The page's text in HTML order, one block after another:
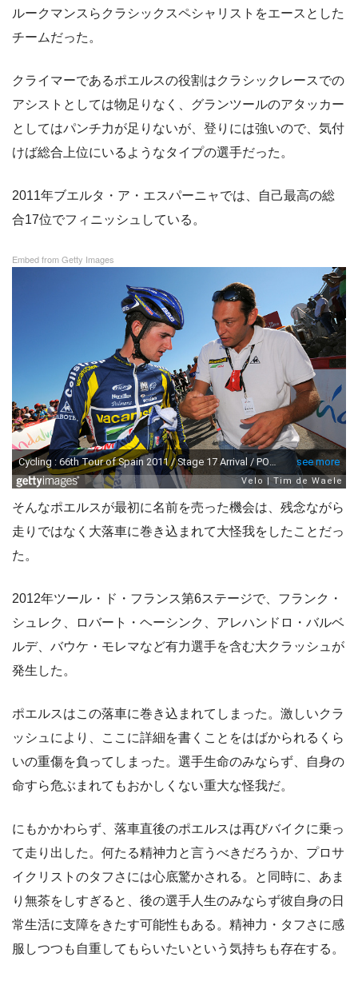
ルークマンスらクラシックスペシャリストをエースとした
チームだった。
クライマーであるポエルスの役割はクラシックレースでの
アシストとしては物足りなく、グランツールのアタッカー
としてはパンチ力が足りないが、登りには強いので、気付
けば総合上位にいるようなタイプの選手だった。
2011年ブエルタ・ア・エスパーニャでは、自己最高の総
合17位でフィニッシュしている。
Embed from Getty Images
そんなポエルスが最初に名前を売った機会は、残念ながら
走りではなく大落車に巻き込まれて大怪我をしたことだっ
た。
2012年ツール・ド・フランス第6ステージで、フランク・
シュレク、ロバート・ヘーシンク、アレハンドロ・バルベ
ルデ、バウケ・モレマなど有力選手を含む大クラッシュが
発生した。
ポエルスはこの落車に巻き込まれてしまった。激しいクラ
ッシュにより、ここに詳細を書くことをはばかられるくら
いの重傷を負ってしまった。選手生命のみならず、自身の
命すら危ぶまれてもおかしくない重大な怪我だ。
にもかかわらず、落車直後のポエルスは再びバイクに乗っ
て走り出した。何たる精神力と言うべきだろうか、プロサ
イクリストのタフさには心底驚かされる。と同時に、あま
り無茶をしすぎると、後の選手人生のみならず彼自身の日
常生活に支障をきたす可能性もある。精神力・タフさに感
服しつつも自重してもらいたいという気持ちも存在する。